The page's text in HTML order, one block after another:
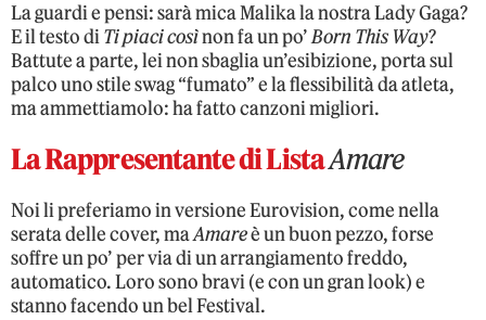
La guardi e pensi: sarà mica Malika la nostra Lady Gaga?
E il testo diTi piaci cosìnon fa un po’Born This Way?
Battute a parte, lei non sbaglia un’esibizione, porta sul
palco uno stile swag “fumato” e la flessibilità da atleta,
ma ammettiamolo: ha fatto canzoni migliori.
La Rappresentante di ListaAmare
Noi li preferiamo in versione Eurovision, come nella
serata delle cover, maAmareè un buon pezzo, forse
soffre un po’ per via di un arrangiamento freddo,
automatico. Loro sono bravi (e con un gran look) e
stanno facendo un bel Festival.